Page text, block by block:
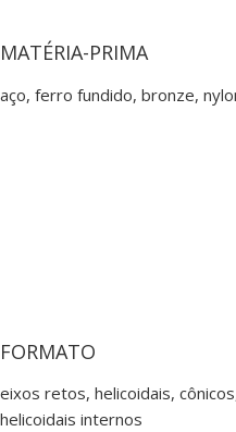
MATÉRIA-PRIMA
aço, ferro fundido, bronze,
FORMATO
eixos retos, helicoidais,
helicoidais internos